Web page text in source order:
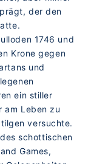
der den
1746 und
Krone gegen
und
ein stiller
am Leben zu
versuchte.
schottischen
Games,